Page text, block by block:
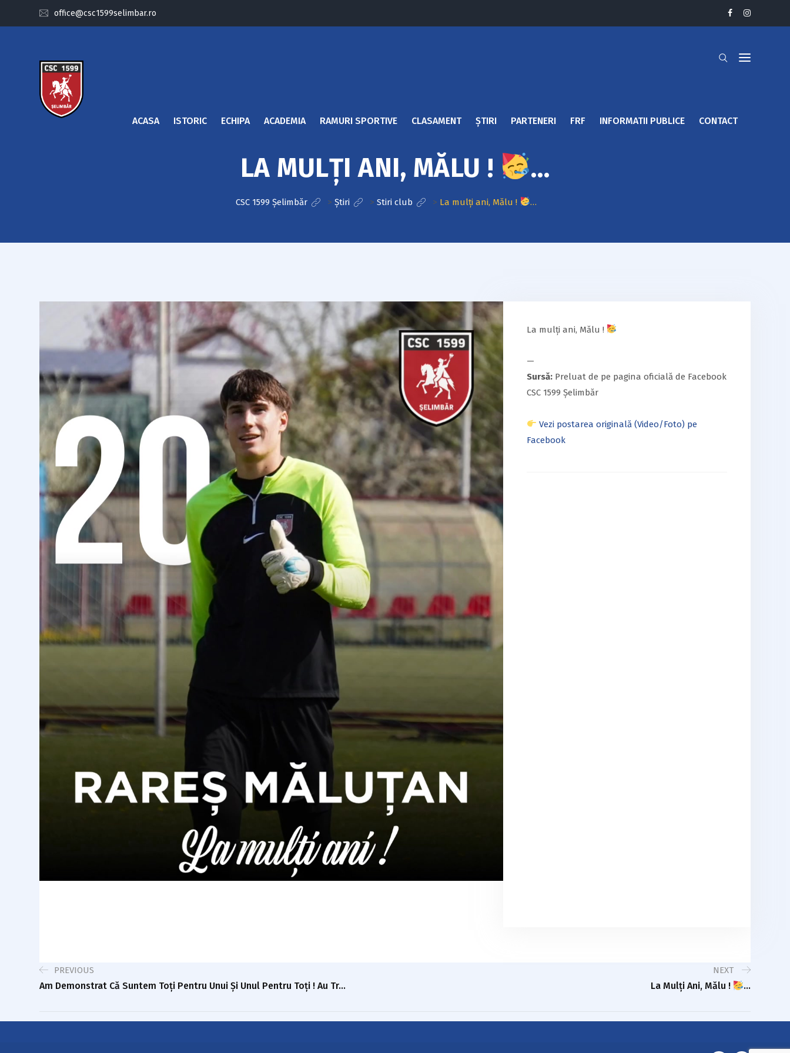
office@csc1599selimbar.ro
ACASA ISTORIC ECHIPA ACADEMIA RAMURI SPORTIVE CLASAMENT ȘTIRI PARTENERI FRF INFORMATII PUBLICE CONTACT
LA MULȚI ANI, MĂLU ! …
CSC 1599 Șelimbăr >Știri >Stiri club > La mulți ani, Mălu ! …
La mulți ani, Mălu !
—
Sursă: Preluat de pe pagina oficială de Facebook
CSC 1599 Șelimbăr
Vezi postarea originală (Video/Foto) pe
Facebook
PREVIOUS
Am Demonstrat Că Suntem Toți Pentru Unui Și Unul Pentru Toți ! Au Tr…
NEXT
La Mulți Ani, Mălu ! …